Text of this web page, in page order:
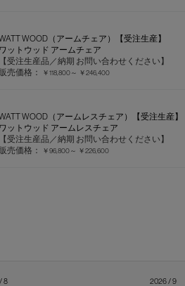
WOOD（アームチェア）【受注生産】
ワットウッド アームチェア
【受注生産品／納期 お問い合わせください】
販売価格：
￥118,800～ ￥246,400
WOOD（アームレスチェア）【受注生産】
ワットウッド アームレスチェア
【受注生産品／納期 お問い合わせください】
販売価格：
￥96,800～ ￥226,600
8
2026 / 9